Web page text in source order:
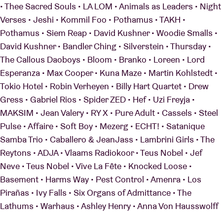
• Thee Sacred Souls • LA LOM • Animals as Leaders • Night
Verses • Jeshi • Kommil Foo • Pothamus • TAKH •
Pothamus • Siem Reap • David Kushner • Woodie Smalls •
David Kushner • Bandler Ching • Silverstein • Thursday •
The Callous Daoboys • Bloom • Branko • Loreen • Lord
Esperanza • Max Cooper • Kuna Maze • Martin Kohlstedt •
Tokio Hotel • Robin Verheyen • Billy Hart Quartet • Drew
Gress • Gabriel Rios • Spider ZED • Hef • Uzi Freyja •
MAKSIM • Jean Valery • RY X • Pure Adult • Cassels • Steel
Pulse • Affaire • Soft Boy • Mezerg • ECHT! • Satanique
Samba Trio • Caballero & JeanJass • Lambrini Girls • The
Reytons • ADJA • Vlaams Radiokoor • Teus Nobel • Jef
Neve • Teus Nobel • Vive La Fête • Knocked Loose •
Basement • Harms Way • Pest Control • Amenra • Los
Pirañas • Ivy Falls • Six Organs of Admittance • The
Lathums • Warhaus • Ashley Henry • Anna Von Hausswolff